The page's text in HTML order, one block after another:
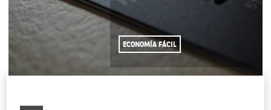
ECONOMÍA FÁCIL